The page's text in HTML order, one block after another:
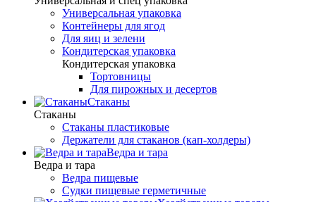
Универсальная упаковка
Контейнеры для ягод
Для яиц и зелени
Кондитерская упаковка
Кондитерская упаковка
Тортовницы
Для пирожных и десертов
Стаканы
Стаканы
Стаканы пластиковые
Держатели для стаканов (кап-холдеры)
Ведра и тара
Ведра и тара
Ведра пищевые
Судки пищевые герметичные